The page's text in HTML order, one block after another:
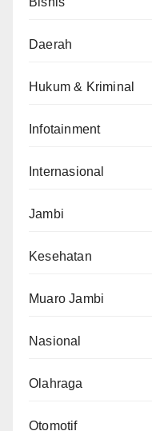
Daerah
Hukum & Kriminal
Infotainment
Internasional
Jambi
Kesehatan
Muaro Jambi
Nasional
Olahraga
Otomotif